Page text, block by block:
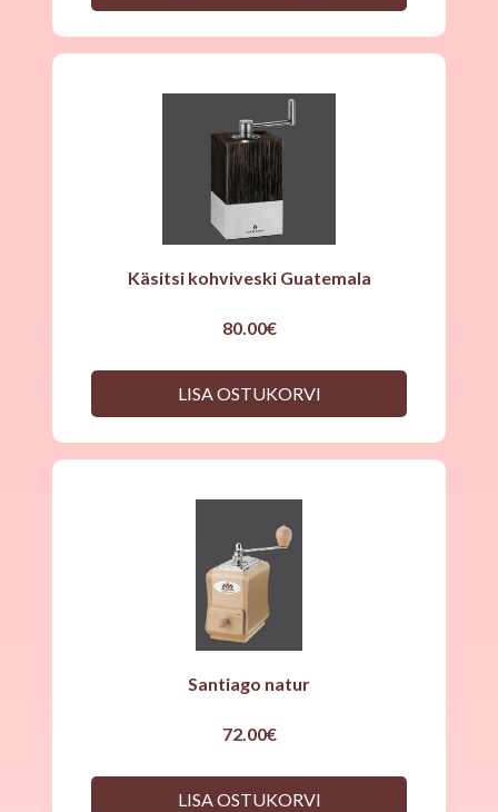
Käsitsi kohviveski Guatemala
80.00€
LISA OSTUKORVI
Santiago natur
72.00€
LISA OSTUKORVI